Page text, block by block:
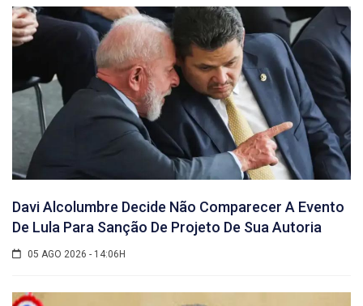
Davi Alcolumbre Decide Não Comparecer A Evento
De Lula Para Sanção De Projeto De Sua Autoria
05 AGO 2026 - 14:06H